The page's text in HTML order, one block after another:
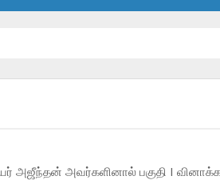
அஜீந்தன் அவர்களினால் பகுதி I